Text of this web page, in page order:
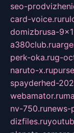
seo-
card-voice.ru
domizbrusa-
a380club.ru
perk-oka.rug-
naruto-x.ru
spayderhed-
webamator.ru
nv-750.runews-
dizfiles.ru